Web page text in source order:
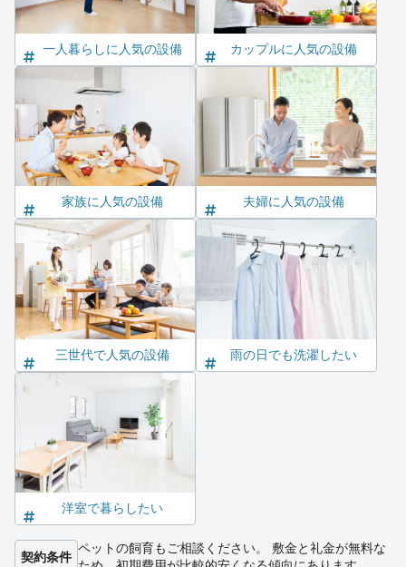
一人暮らしに人気の設備 カップルに人気の設備
家族に人気の設備 夫婦に人気の設備
三世代で人気の設備 雨の日でも洗濯したい
洋室で暮らしたい
契約条件
ペットの飼育もご相談ください。 敷金と礼金が無料な